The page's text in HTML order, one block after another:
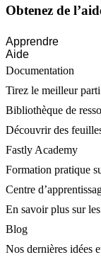
Obtenez de
Apprendre
Aide
Documentation
Tirez le meilleur
Bibliothèque de
Découvrir des
Fastly Academy
Formation pratique
Centre
En savoir plus sur
Blog
Nos dernières idées